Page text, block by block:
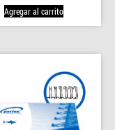
Agregar al carrito